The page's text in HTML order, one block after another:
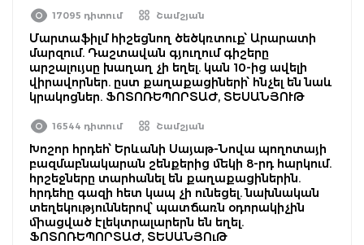
17095 դիտում Շամշյան
Մարտաֆիլմ հիշեցնող ծեծկռտուք՝ Արարատի
մարզում. Դաշտավան գյուղում գիշերը
արշալույսը խաղաղ չի եղել. կան 10-ից ավելի
վիրավորներ. ըստ քաղաքացիների՝ հնչել են նաև
կրակոցներ. ՖՈՏՈՌԵՊՈՐՏԱԺ, ՏԵՍԱՆՅՈՒԹ
16544 դիտում Շամշյան
Խոշոր հրդեհ՝ Երևանի Սայաթ-Նովա պողոտայի
բազմաբնակարան շենքերից մեկի 8-րդ հարկում.
հրշեջները տարհանել են քաղաքացիներին.
հրդեհը գազի հետ կապ չի ունեցել. նախնական
տեղեկություններով՝ պատճառն օդորակիչին
միացված էլեկտրալարերն են եղել.
ՖՈՏՈՌԵՊՈՐՏԱԺ, ՏԵՍԱՆՅՈւԹ